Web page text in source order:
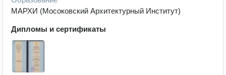
МАРХИ (Мосоковский Архитектурный Институт)
Дипломы и сертификаты